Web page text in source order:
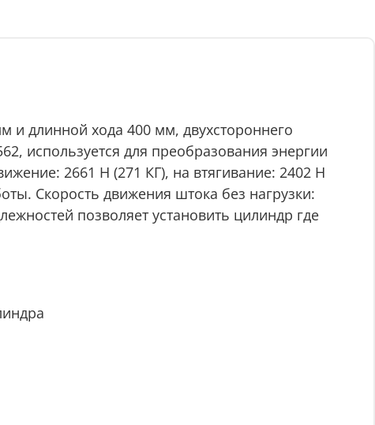
и длинной хода 400 мм, двухстороннего
используется для преобразования энергии
2661 Н (271 КГ), на втягивание: 2402 Н
Скорость движения штока без нагрузки:
позволяет установить цилиндр где